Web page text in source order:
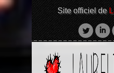
Site officiel de